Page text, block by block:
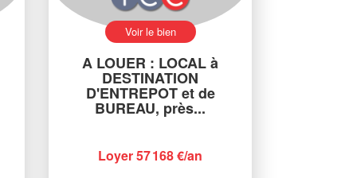
Voir le bien
A LOUER : LOCAL à
DESTINATION
D'ENTREPOT et de
BUREAU, près...
Loyer 57 168 €/an